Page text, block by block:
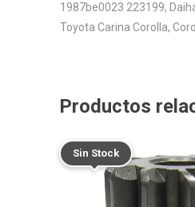
1987be0023 223199,
Toyota Carina Corolla,
Productos
Sin Stock